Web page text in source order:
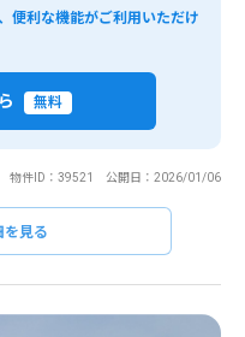
便利な機能がご利用いただけ
無料
物件ID：39521 公開日：2026/01/06
を見る